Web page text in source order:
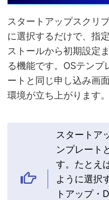
スタートアップスクリ
に選択するだけで、指
ストールから初期設定
る機能です。OSテンプ
ートと同じ申し込み画
環境が立ち上がります。
スタートア
ンプレート
す。たとえ
ように選択
トアップ・